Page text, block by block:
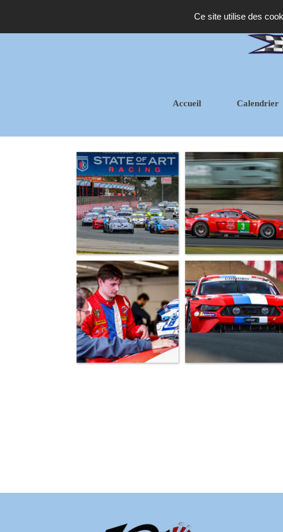
Ce site utilise des
Accueil Calendrier